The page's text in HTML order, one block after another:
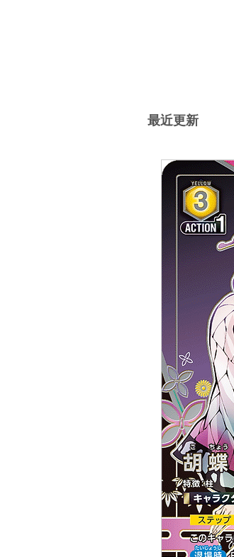
最近更新